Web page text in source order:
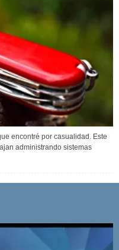
encontré por casualidad. Este
administrando sistemas